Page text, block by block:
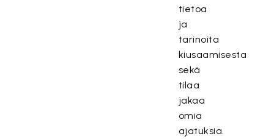
tietoa
ja
tarinoita
kiusaamisesta
sekä
tilaa
jakaa
omia
ajatuksia.